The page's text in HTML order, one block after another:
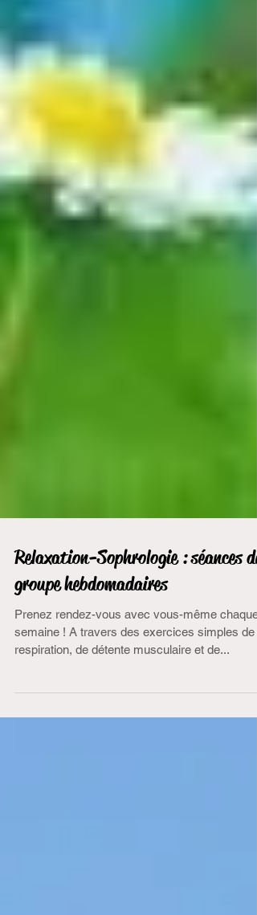
Relaxation-Sophrologie : séances de
groupe hebdomadaires
Prenez rendez-vous avec vous-même chaque
semaine ! A travers des exercices simples de